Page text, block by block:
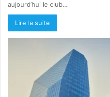
aujourd’hui le club…
Lire la suite